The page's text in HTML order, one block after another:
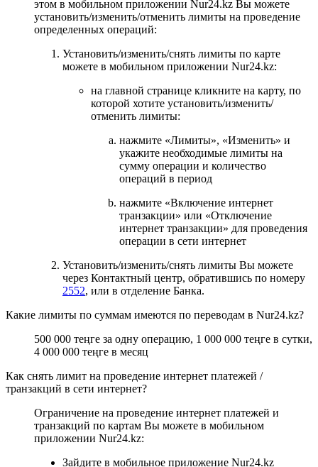
этом в мобильном приложении Nur24.kz Вы можете
установить/изменить/отменить лимиты на проведение
определенных операций:
Установить/изменить/снять лимиты по карте
можете в мобильном приложении Nur24.kz:
на главной странице кликните на карту, по
которой хотите установить/изменить/
отменить лимиты:
нажмите «Лимиты», «Изменить» и
укажите необходимые лимиты на
сумму операции и количество
операций в период
нажмите «Включение интернет
транзакции» или «Отключение
интернет транзакции» для проведения
операции в сети интернет
Установить/изменить/снять лимиты Вы можете
через Контактный центр, обратившись по номеру
2552, или в отделение Банка.
Какие лимиты по суммам имеются по переводам в Nur24.kz?
500 000 теңге за одну операцию, 1 000 000 теңге в сутки,
4 000 000 теңге в месяц
Как снять лимит на проведение интернет платежей /
транзакций в сети интернет?
Ограничение на проведение интернет платежей и
транзакций по картам Вы можете в мобильном
приложении Nur24.kz:
Зайдите в мобильное приложение Nur24.kz